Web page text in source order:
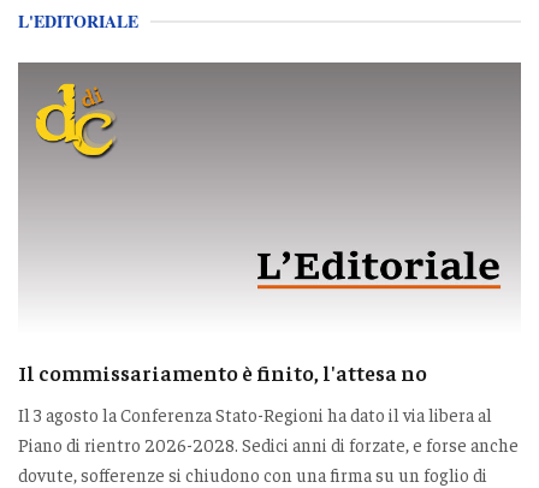
L'EDITORIALE
Il commissariamento è finito, l'attesa no
Il 3 agosto la Conferenza Stato-Regioni ha dato il via libera al
Piano di rientro 2026-2028. Sedici anni di forzate, e forse anche
dovute, sofferenze si chiudono con una firma su un foglio di